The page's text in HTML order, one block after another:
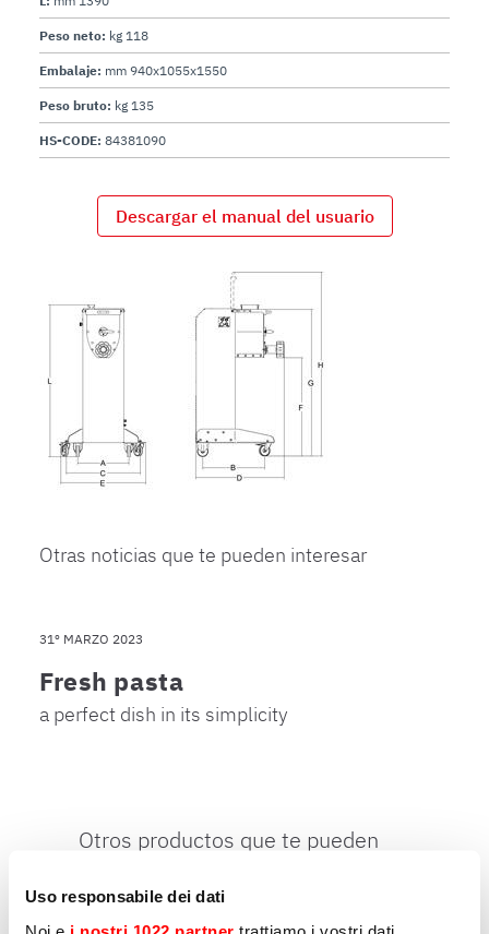
Uso responsabile dei dati
Noi e i nostri 1022 partner trattiamo i vostri dati
Peso neto: kg 118
Embalaje: mm 940x1055x1550
Peso bruto: kg 135
HS-CODE: 84381090
Descargar el manual del usuario
Otras noticias que te pueden interesar
31º MARZO 2023
Fresh pasta
a perfect dish in its simplicity
Otros productos que te pueden